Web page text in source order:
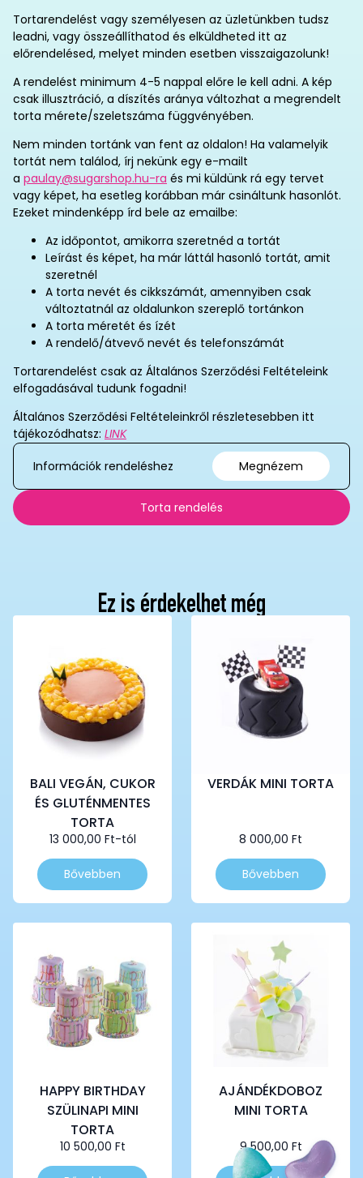
Tortarendelést vagy személyesen az üzletünkben tudsz
leadni, vagy összeállíthatod és elküldheted itt az
előrendelésed, melyet minden esetben visszaigazolunk!
A rendelést minimum 4-5 nappal előre le kell adni. A kép
csak illusztráció, a díszítés aránya változhat a megrendelt
torta mérete/szeletszáma függvényében.
Nem minden tortánk van fent az oldalon! Ha valamelyik
tortát nem találod, írj nekünk egy e-mailt
a paulay@sugarshop.hu-ra és mi küldünk rá egy tervet
vagy képet, ha esetleg korábban már csináltunk hasonlót.
Ezeket mindenképp írd bele az emailbe:
Az időpontot, amikorra szeretnéd a tortát
Leírást és képet, ha már láttál hasonló tortát, amit
szeretnél
A torta nevét és cikkszámát, amennyiben csak
változtatnál az oldalunkon szereplő tortánkon
A torta méretét és ízét
A rendelő/átvevő nevét és telefonszámát
Tortarendelést csak az Általános Szerződési Feltételeink
elfogadásával tudunk fogadni!
Általános Szerződési Feltételeinkről részletesebben itt
tájékozódhatsz: LINK
Információk rendeléshez
Megnézem
Torta rendelés
Ez is érdekelhet még
BALI VEGÁN, CUKOR
ÉS GLUTÉNMENTES
TORTA
13 000,00 Ft-tól
Bővebben
Ennek
a
terméknek
van.
A
változatok
a
termékoldalon
választhatók
VERDÁK MINI TORTA
8 000,00 Ft
Bővebben
Ennek
a
terméknek
van.
változatok
termékoldalon
választhatók
HAPPY BIRTHDAY
SZÜLINAPI MINI
TORTA
10 500,00 Ft
Ennek
AJÁNDÉKDOBOZ
MINI TORTA
9 500,00 Ft
Ennek